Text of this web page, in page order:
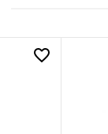
favorite_border